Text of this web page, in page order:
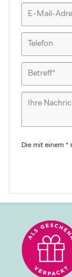
Die mit einem *